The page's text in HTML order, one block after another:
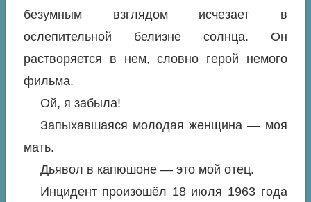
безумным взглядом исчезает в
ослепительной белизне солнца. Он
растворяется в нем, словно герой немого
фильма.
Ой, я забыла!
Запыхавшаяся молодая женщина — моя
мать.
Дьявол в капюшоне — это мой отец.
Инцидент произошёл 18 июля 1963 года